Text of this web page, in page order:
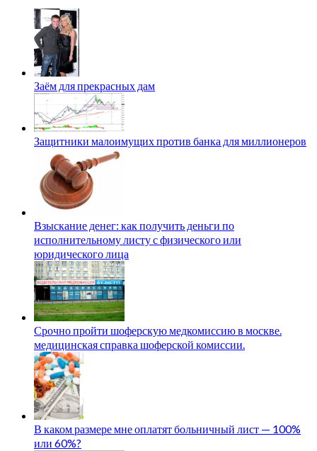
Заём для прекрасных дам
Защитники малоимущих против банка для миллионеров
Взыскание денег: как получить деньги по
исполнительному листу с физического или
юридического лица
Срочно пройти шоферскую медкомиссию в москве.
медицинская справка шоферской комиссии.
В каком размере мне оплатят больничный лист — 100%
или 60%?